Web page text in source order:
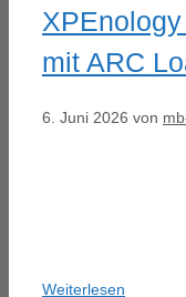
mit ARC
6. Juni 2026 von
Weiterlesen